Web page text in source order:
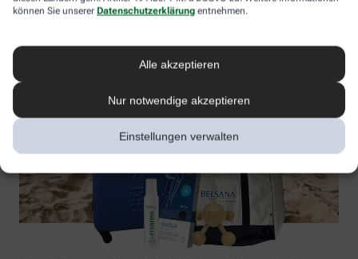
können Sie unserer Datenschutzerklärung entnehmen.
Alle akzeptieren
Nur notwendige akzeptieren
Einstellungen verwalten